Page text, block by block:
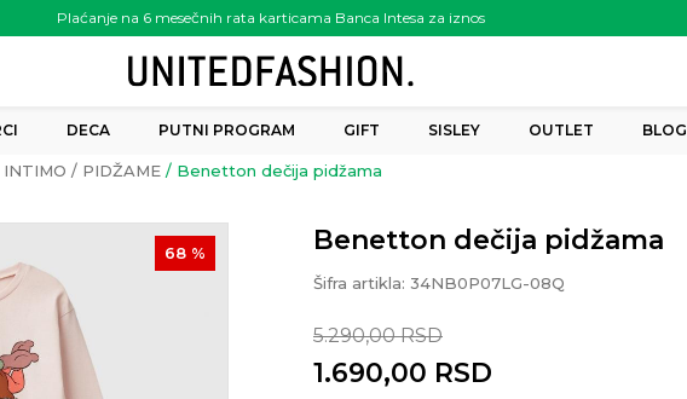
Plaćanje na 6 mesečnih rata karticama Banca Intesa za iznos
preko 6.000.00 rsd
DECA PUTNI PROGRAM GIFT SISLEY OUTLET BLOG
INTIMO PIDŽAME Benetton dečija pidžama
68 % Benetton dečija pidžama
Šifra artikla: 34NB0P07LG-08Q
5.290,00 RSD
1.690,00 RSD